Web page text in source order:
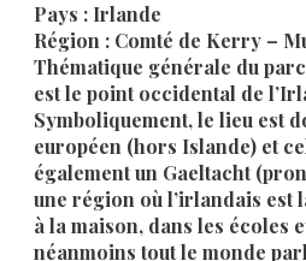
Pays : Irlande
Région : Comté de Kerry –
Thématique générale du
est le point occidental de
Symboliquement, le lieu est
européen (hors Islande) et
également un Gaeltacht
une région où l’irlandais est
à la maison, dans les écoles
néanmoins tout le monde